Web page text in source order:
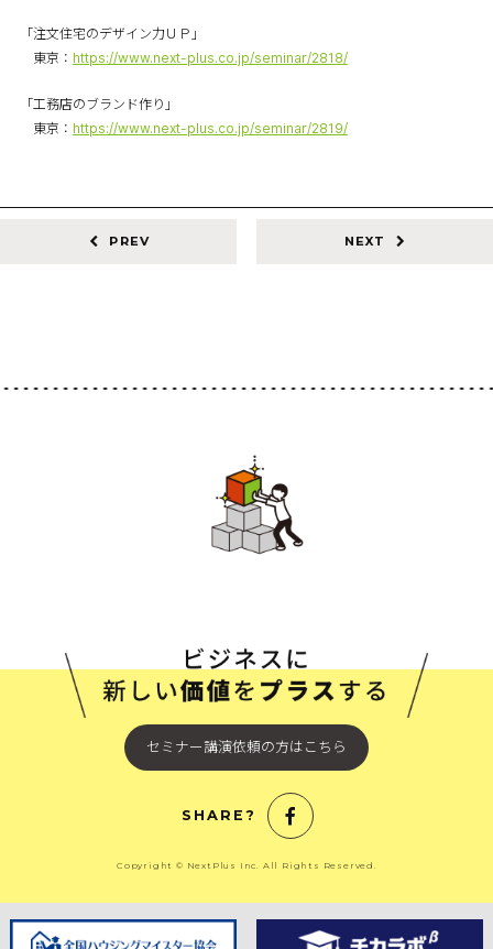
「注文住宅のデザイン力ＵＰ」
東京： https://www.next-plus.co.jp/seminar/2818/
「工務店のブランド作り」
東京： https://www.next-plus.co.jp/seminar/2819/
PREV NEXT
セミナー講演依頼の方はこちら
SHARE?
Copyright © NextPlus Inc. All Rights Reserved.